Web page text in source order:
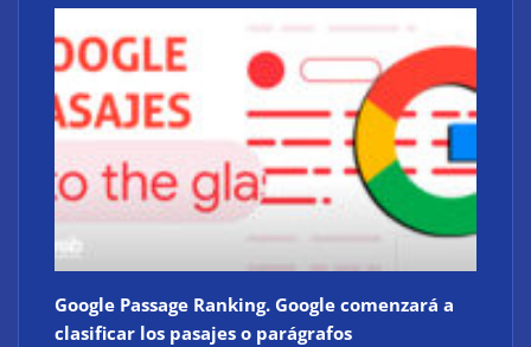
Google Passage Ranking. Google comenzará a
clasificar los pasajes o parágrafos